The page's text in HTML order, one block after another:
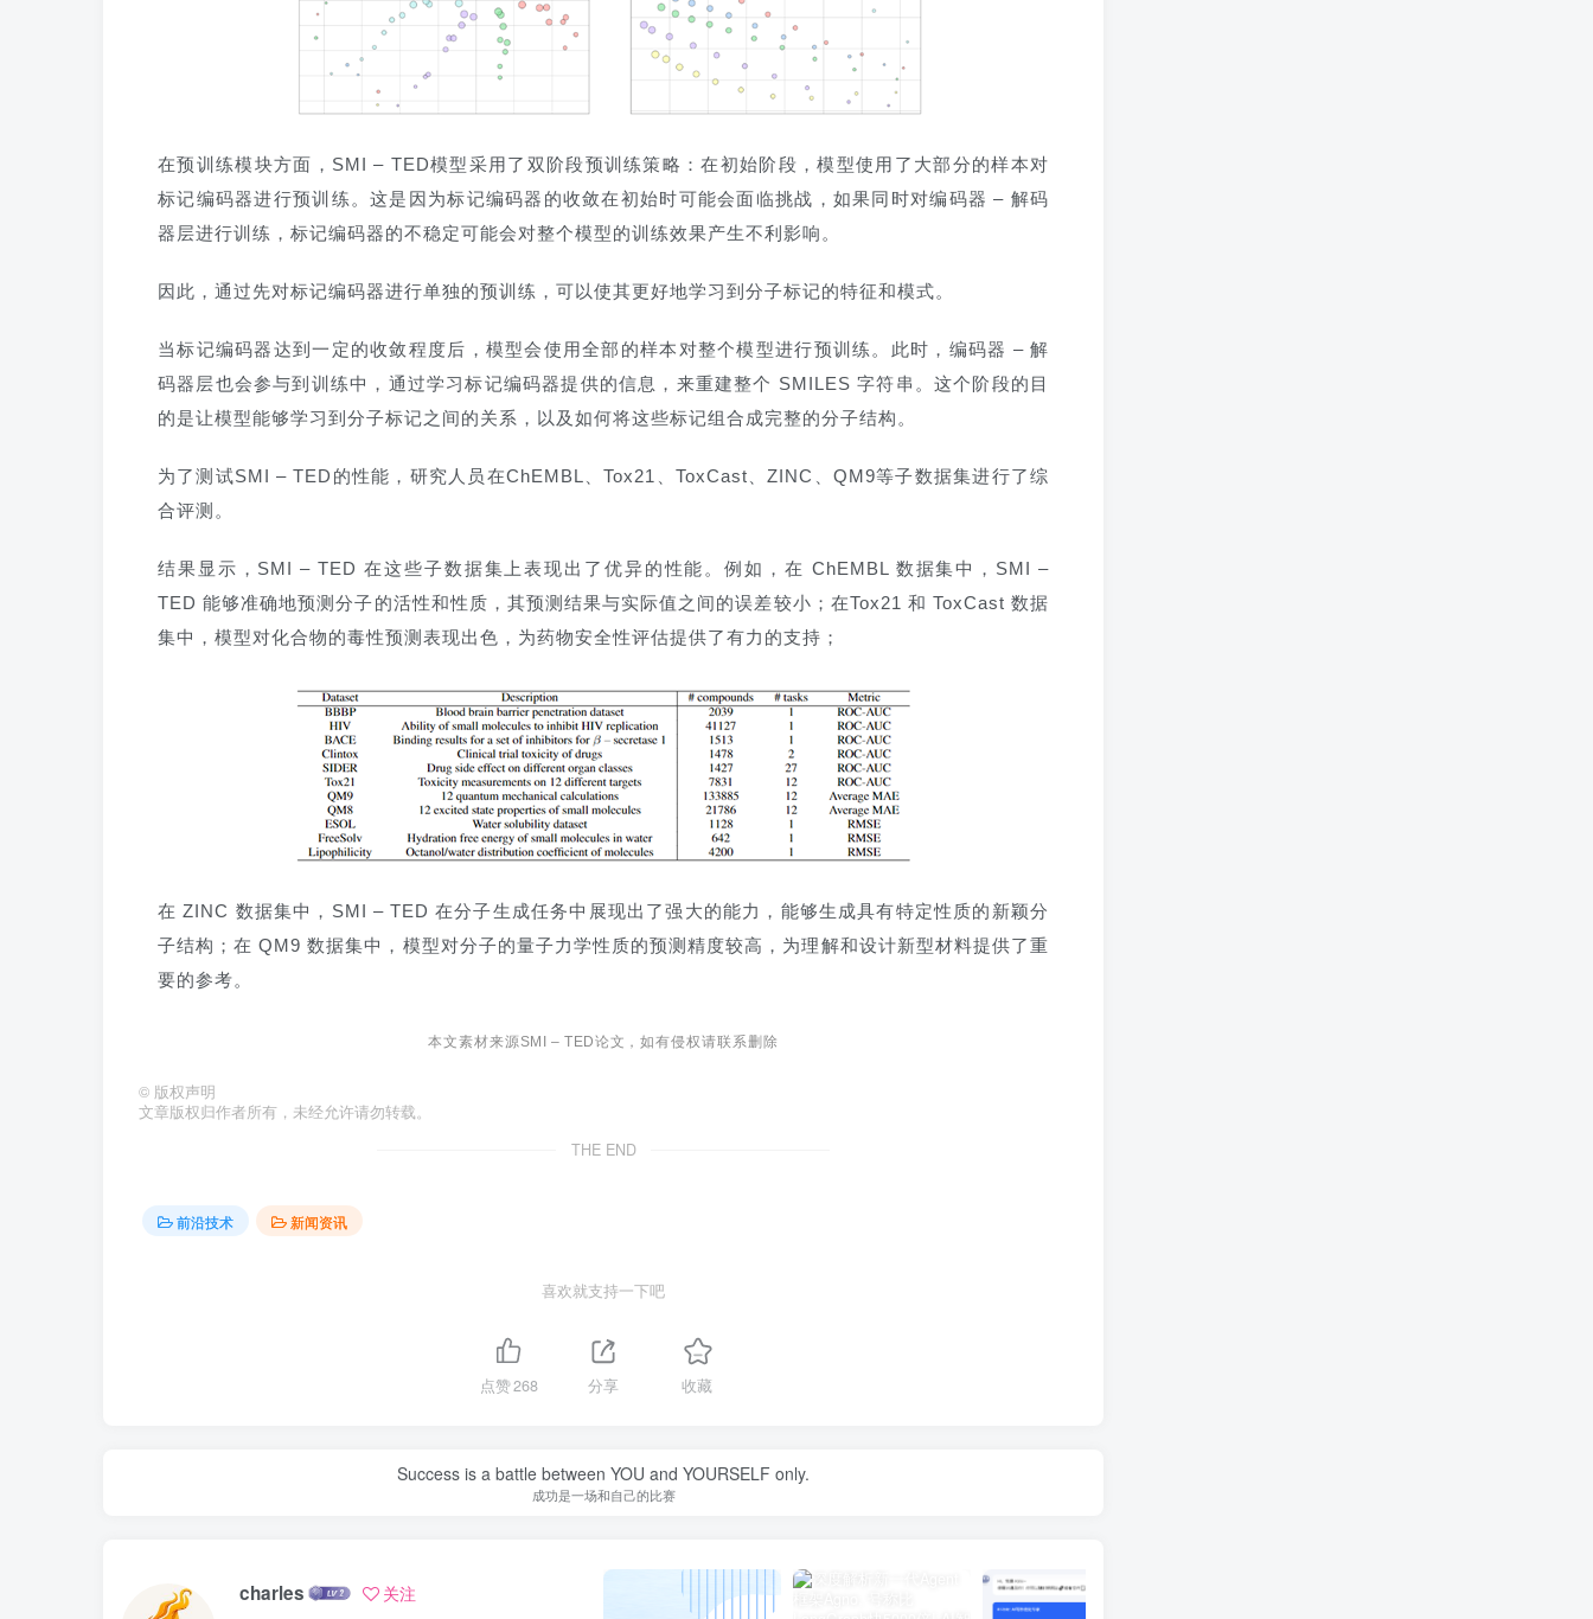
在预训练模块方面，SMI – TED模型采用了双阶段预训练策略：在初始阶段，模型使用了大部分的样本对
标记编码器进行预训练。这是因为标记编码器的收敛在初始时可能会面临挑战，如果同时对编码器 – 解码
器层进行训练，标记编码器的不稳定可能会对整个模型的训练效果产生不利影响。
因此，通过先对标记编码器进行单独的预训练，可以使其更好地学习到分子标记的特征和模式。
当标记编码器达到一定的收敛程度后，模型会使用全部的样本对整个模型进行预训练。此时，编码器 – 解
码器层也会参与到训练中，通过学习标记编码器提供的信息，来重建整个 SMILES 字符串。这个阶段的目
的是让模型能够学习到分子标记之间的关系，以及如何将这些标记组合成完整的分子结构。
为了测试SMI – TED的性能，研究人员在ChEMBL、Tox21、ToxCast、ZINC、QM9等子数据集进行了综
合评测。
结果显示，SMI – TED 在这些子数据集上表现出了优异的性能。例如，在 ChEMBL 数据集中，SMI –
TED 能够准确地预测分子的活性和性质，其预测结果与实际值之间的误差较小；在Tox21 和 ToxCast 数据
集中，模型对化合物的毒性预测表现出色，为药物安全性评估提供了有力的支持；
在 ZINC 数据集中，SMI – TED 在分子生成任务中展现出了强大的能力，能够生成具有特定性质的新颖分
子结构；在 QM9 数据集中，模型对分子的量子力学性质的预测精度较高，为理解和设计新型材料提供了重
要的参考。
本文素材来源SMI – TED论文 ，如有侵权请联系删除
© 版权声明
文章版权归作者所有，未经允许请勿转载。
THE END
前沿技术 新闻资讯
喜欢就支持一下吧
点赞268 分享 收藏
Success is a battle between YOU and YOURSELF only.
成功是一场和自己的比赛
charles 关注